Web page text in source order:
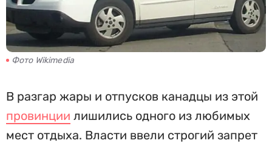
Фото Wikimedia
В разгар жары и отпусков канадцы из этой
провинции лишились одного из любимых
мест отдыха. Власти ввели строгий запрет